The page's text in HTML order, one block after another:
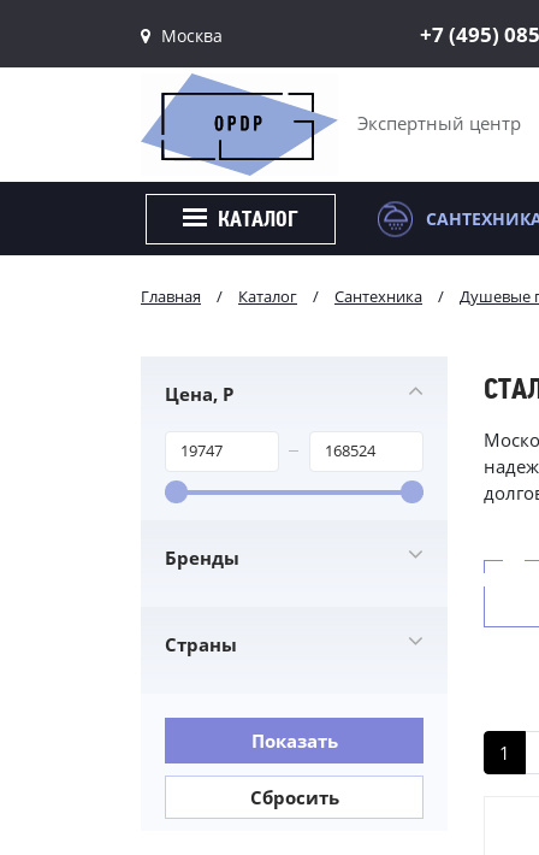
Москва
Санкт-Петербург
Москва
+7 (495)
Экспертный центр
КАТАЛОГ
Главная / Каталог / Сантехника / Душевые
Цена, Р
Бренды
Страны
Показать
Сбросить
1